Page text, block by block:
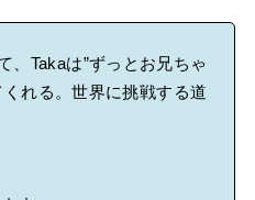
、Takaは”ずっとお兄ちゃ
れる。世界に挑戦する道